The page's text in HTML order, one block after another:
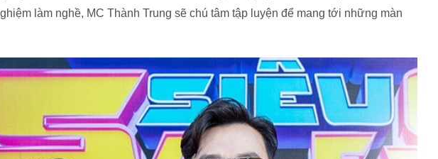
làm nghề, MC Thành Trung sẽ chú tâm tập luyện để mang tới những màn